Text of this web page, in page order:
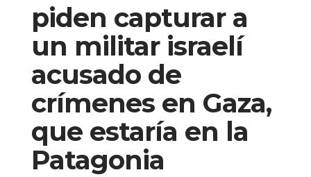
piden capturar a
un militar israelí
acusado de
crímenes en Gaza,
que estaría en la
Patagonia